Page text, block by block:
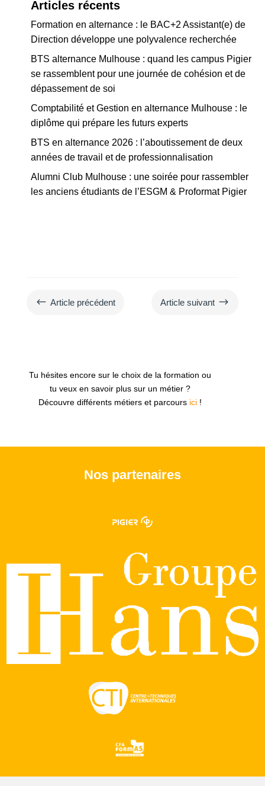
Articles récents
Formation en alternance : le BAC+2 Assistant(e) de
Direction développe une polyvalence recherchée
BTS alternance Mulhouse : quand les campus Pigier
se rassemblent pour une journée de cohésion et de
dépassement de soi
Comptabilité et Gestion en alternance Mulhouse : le
diplôme qui prépare les futurs experts
BTS en alternance 2026 : l’aboutissement de deux
années de travail et de professionnalisation
Alumni Club Mulhouse : une soirée pour rassembler
les anciens étudiants de l’ESGM & Proformat Pigier
# Article précédent Article suivant $
Tu hésites encore sur le choix de la formation ou
tu veux en savoir plus sur un métier ?
Découvre différents métiers et parcours ici!
Nos partenaires